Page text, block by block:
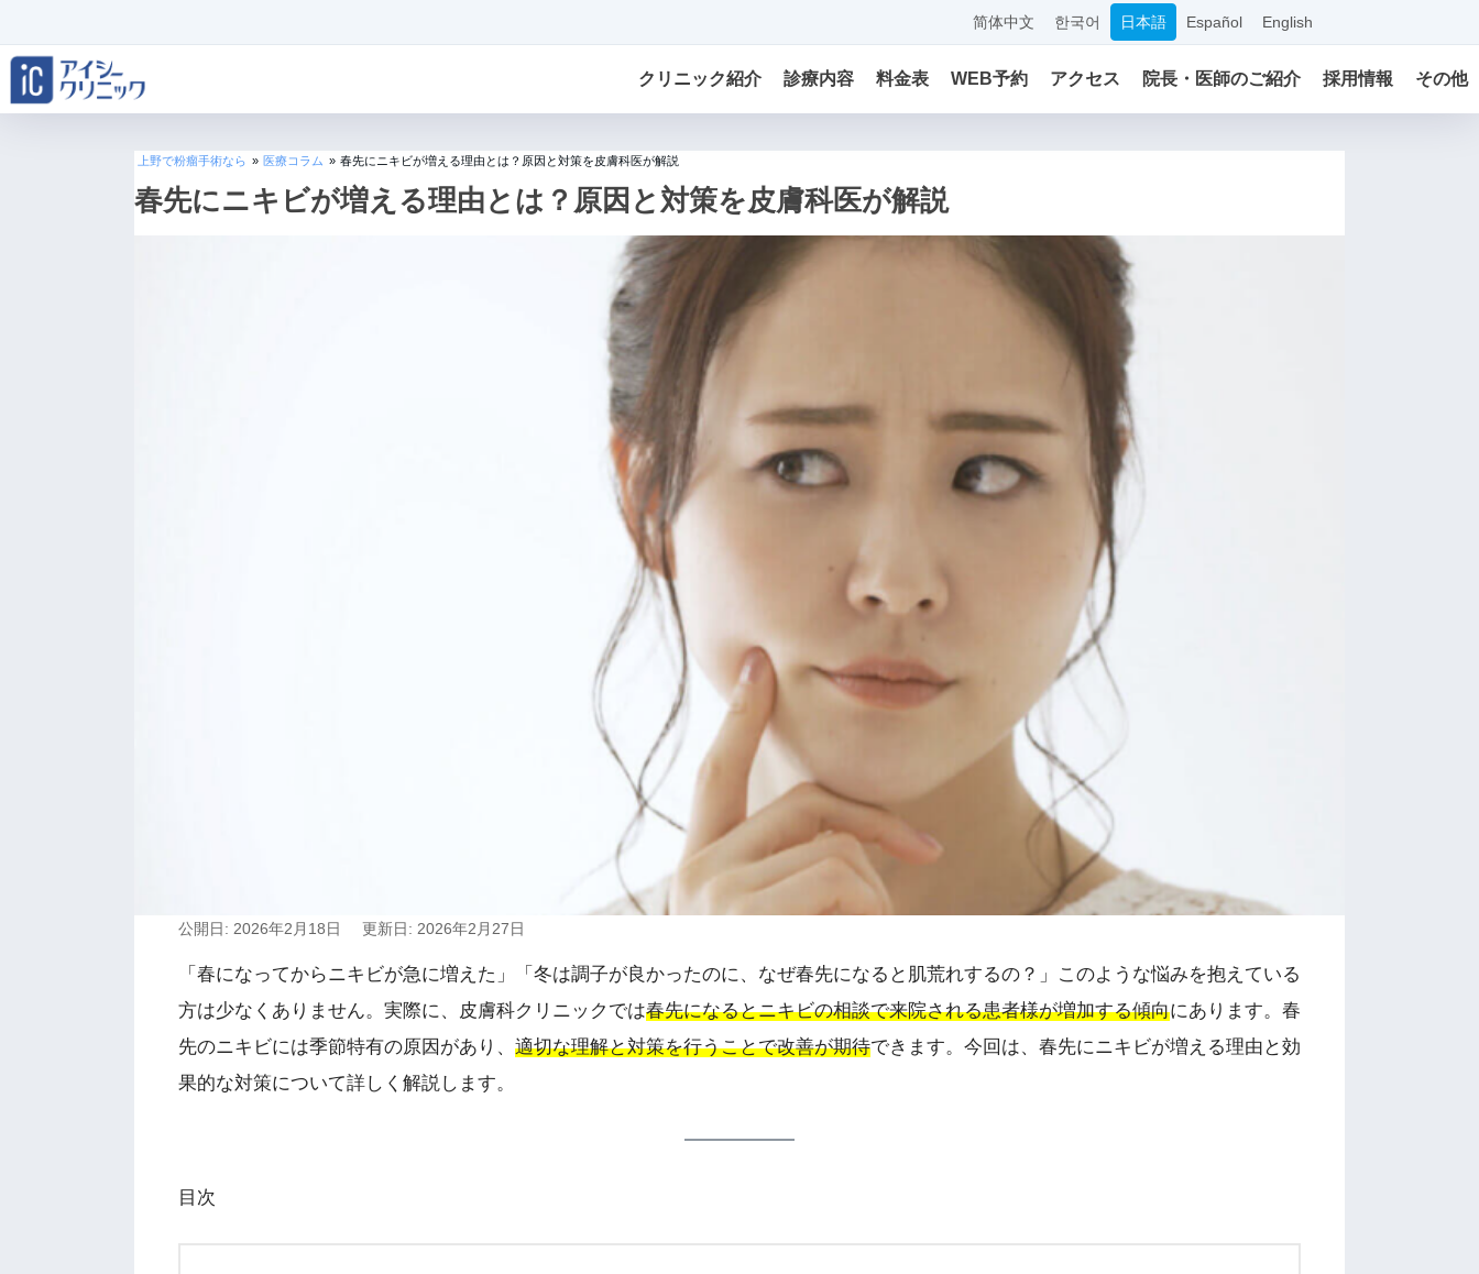
简体中文 한국어 日本語 Español English
クリニック紹介 診療内容 料金表 WEB予約 アクセス 院長・医師のご紹介 採用情報 その他
上野で粉瘤手術なら » 医療コラム » 春先にニキビが増える理由とは？原因と対策を皮膚科医が解説
春先にニキビが増える理由とは？原因と対策を皮膚科医が解説
公開日: 2026年2月18日 更新日: 2026年2月27日
「春になってからニキビが急に増えた」「冬は調子が良かったのに、なぜ春先になると肌荒れするの？」このような悩みを抱えている
方は少なくありません。実際に、皮膚科クリニックでは春先になるとニキビの相談で来院される患者様が増加する傾向にあります。春
先のニキビには季節特有の原因があり、 適切な理解と対策を行うことで改善が期待できます。今回は、春先にニキビが増える理由と効
果的な対策について詳しく解説します。
目次